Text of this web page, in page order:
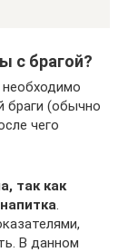
с брагой?
необходимо
браги (обычно
чего
так как
В данном